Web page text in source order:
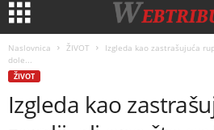
Naslovnica ŽIVOT
Izgleda kao zastrašujuća
dole...
ŽIVOT
Izgleda kao